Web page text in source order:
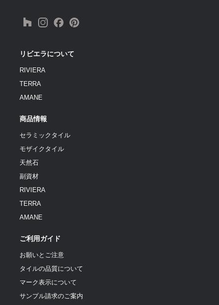
リビエラについて
RIVIERA
TERRA
AMANE
商品情報
セラミックタイル
モザイクタイル
天然石
副資材
RIVIERA
TERRA
AMANE
ご利用ガイド
お願いとご注意
タイルの品質について
マーク表示について
サンプル請求のご案内